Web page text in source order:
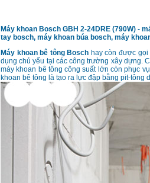
Máy khoan Bosch GBH 2-24DRE (790W) -
tay bosch, máy khoan búa bosch, máy
Máy khoan bê tông Bosch hay còn được
dụng chủ yếu tại các công trường xây dựng.
máy khoan bê tông công suất lớn còn phục
khoan bê tông là tạo ra lực đập bằng pit-tông